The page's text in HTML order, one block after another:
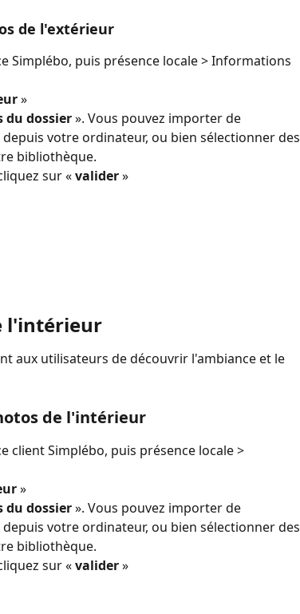
de l'extérieur
Simplébo, puis présence locale > Informations
»
du dossier ». Vous pouvez importer de
votre ordinateur, ou bien sélectionner des
bibliothèque.
sur « valider »
l'intérieur
aux utilisateurs de découvrir l'ambiance et le
de l'intérieur
client Simplébo, puis présence locale >
»
du dossier ». Vous pouvez importer de
votre ordinateur, ou bien sélectionner des
bibliothèque.
sur « valider »